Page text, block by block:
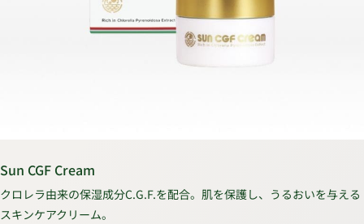
Sun CGF Cream
クロレラ由来の保湿成分C.G.F.を配合。肌を保護し、うるおいを与える
スキンケアクリーム。